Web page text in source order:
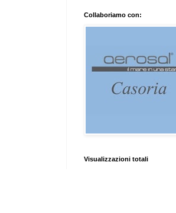
Collaboriamo con:
Visualizzazioni totali